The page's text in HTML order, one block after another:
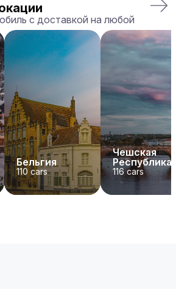
с доставкой на любой
Бельгия
110 cars
Чешская
Республика
116cars